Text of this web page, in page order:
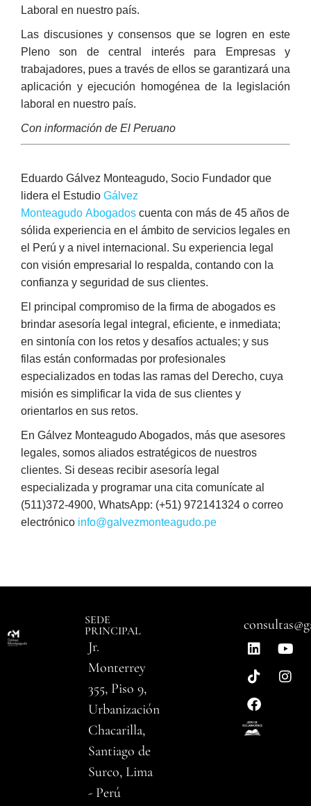
Laboral en nuestro país.
Las discusiones y consensos que se logren en este
Pleno son de central interés para Empresas y
trabajadores, pues a través de ellos se garantizará una
aplicación y ejecución homogénea de la legislación
laboral en nuestro país.
Con información de El Peruano
Eduardo Gálvez Monteagudo, Socio Fundador que
lidera el Estudio Gálvez
Monteagudo Abogados cuenta con más de 45 años de
sólida experiencia en el ámbito de servicios legales en
el Perú y a nivel internacional. Su experiencia legal
con visión empresarial lo respalda, contando con la
confianza y seguridad de sus clientes.
El principal compromiso de la firma de abogados es
brindar asesoría legal integral, eficiente, e inmediata;
en sintonía con los retos y desafíos actuales; y sus
filas están conformadas por profesionales
especializados en todas las ramas del Derecho, cuya
misión es simplificar la vida de sus clientes y
orientarlos en sus retos.
En Gálvez Monteagudo Abogados, más que asesores
legales, somos aliados estratégicos de nuestros
clientes. Si deseas recibir asesoría legal
especializada y programar una cita comunícate al
(511)372-4900, WhatsApp: (+51) 972141324 o correo
electrónico info@galvezmonteagudo.pe
SEDE
PRINCIPAL
Jr.
Monterrey
355, Piso 9,
Urbanización
Chacarilla,
Santiago de
Surco, Lima
- Perú